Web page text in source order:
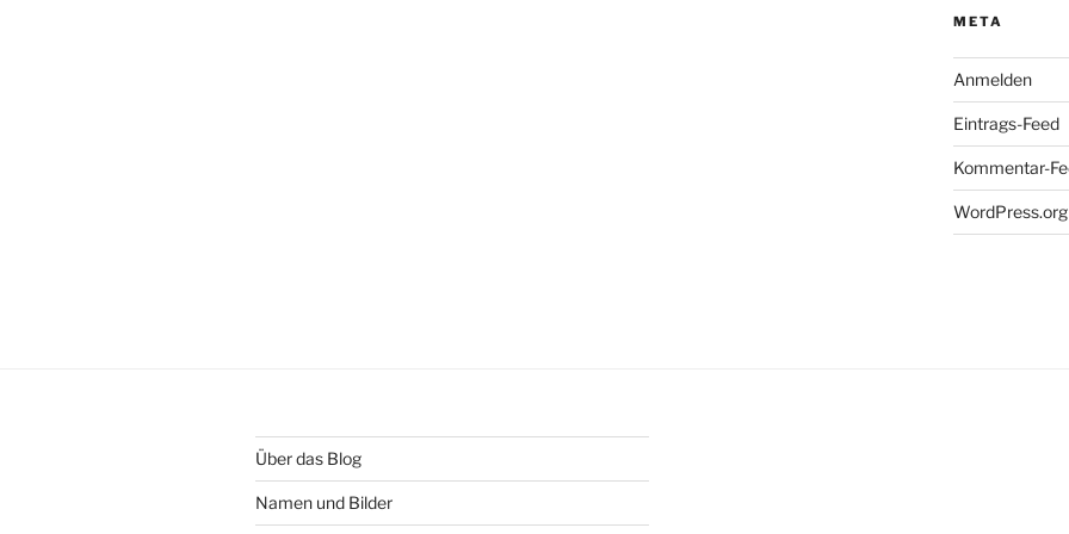
META
Anmelden
Eintrags-Feed
Kommentar-
WordPress.org
Über das Blog
Namen und Bilder